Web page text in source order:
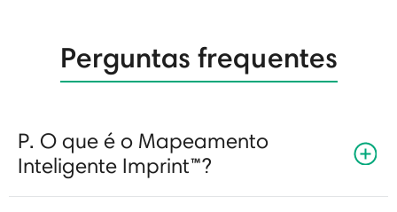
Perguntas frequentes
P. O que é o Mapeamento
Inteligente Imprint™?